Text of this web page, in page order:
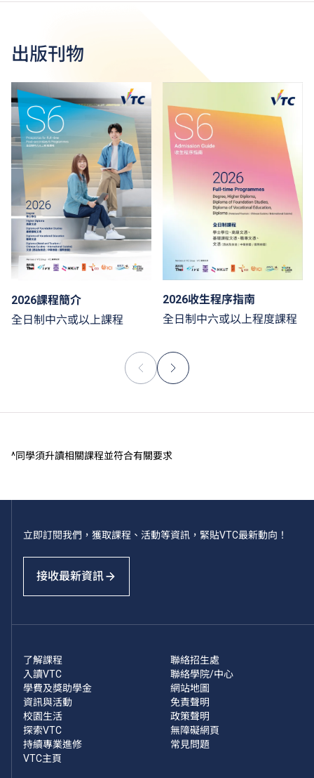
出版刊物
2026課程簡介
全日制中六或以上課程
2026收生程序指南
全日制中六或以上程度課程
^同學須升讀相關課程並符合有關要求
立即訂閱我們，獲取課程、活動等資訊，緊貼VTC最新動向！
接收最新資訊
了解課程
入讀VTC
學費及獎助學金
資訊與活動
校園生活
探索VTC
持續專業進修
VTC主頁
聯絡招生處
聯絡學院/中心
網站地圖
免責聲明
政策聲明
無障礙網頁
常見問題